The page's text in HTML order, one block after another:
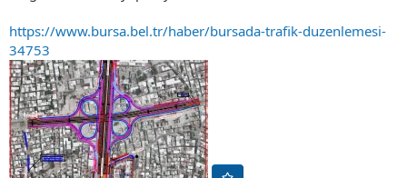
https://www.bursa.bel.tr/haber/bursada-trafik-duzenlemesi-
34753